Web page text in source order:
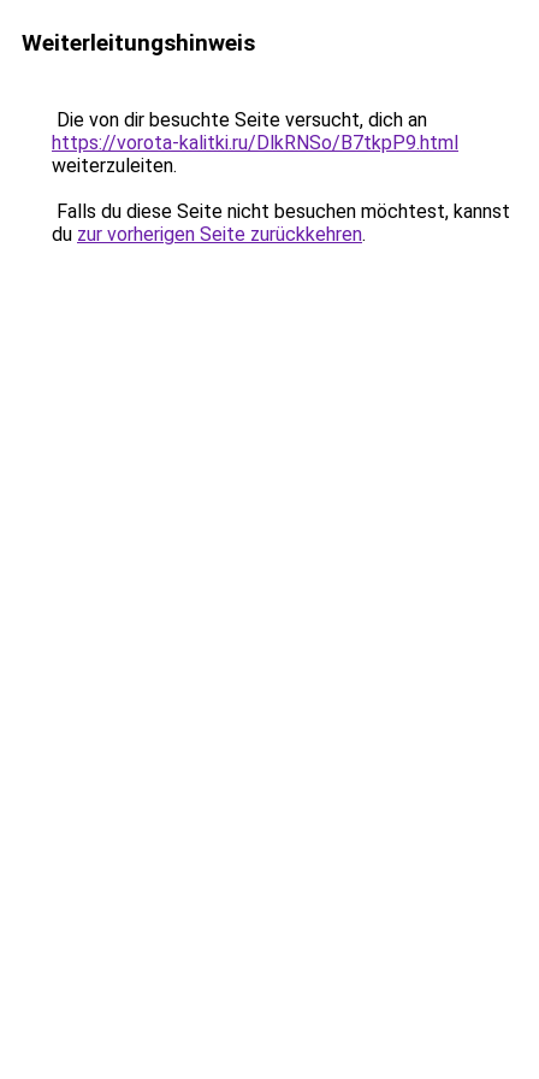
Weiterleitungshinweis
Die von dir besuchte Seite versucht, dich an
https://vorota-kalitki.ru/DlkRNSo/B7tkpP9.html
weiterzuleiten.
Falls du diese Seite nicht besuchen möchtest, kannst
du zur vorherigen Seite zurückkehren.